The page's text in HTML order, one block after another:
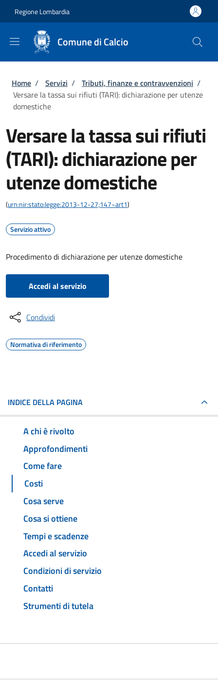
Regione Lombardia
Comune di Calcio
Briciole di pane
Home / Servizi / Tributi, finanze e contravvenzioni /
Versare la tassa sui rifiuti (TARI): dichiarazione per utenze
domestiche
Versare la tassa sui rifiuti
(TARI): dichiarazione per
utenze domestiche
(urn:nir:stato:legge:2013-12-27;147~art1)
Servizio attivo
Procedimento di dichiarazione per utenze domestiche
Accedi al servizio
Condividi
Normativa di riferimento
INDICE DELLA PAGINA
A chi è rivolto
Approfondimenti
Come fare
Costi
Cosa serve
Cosa si ottiene
Tempi e scadenze
Accedi al servizio
Condizioni di servizio
Contatti
Strumenti di tutela